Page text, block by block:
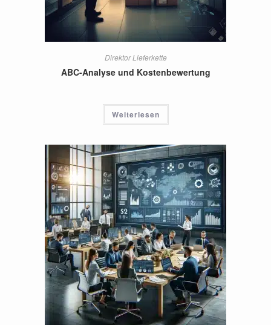
Direktor Lieferkette
ABC-Analyse und Kostenbewertung
Weiterlesen